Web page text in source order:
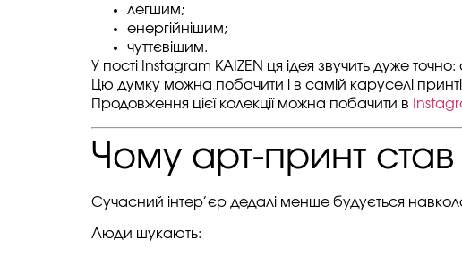
легшим;
енергійнішим;
чуттєвішим.
У пості Instagram KAIZEN ця ідея звучить дуже
Цю думку можна побачити і в самій каруселі
Продовження цієї колекції можна побачити в
Чому арт-принт
Сучасний інтер’єр дедалі менше будується
Люди шукають: